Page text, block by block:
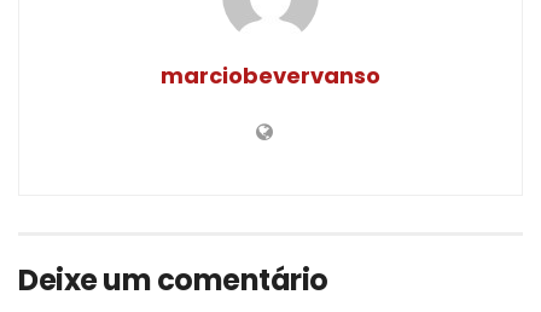
marciobevervanso
Deixe um comentário